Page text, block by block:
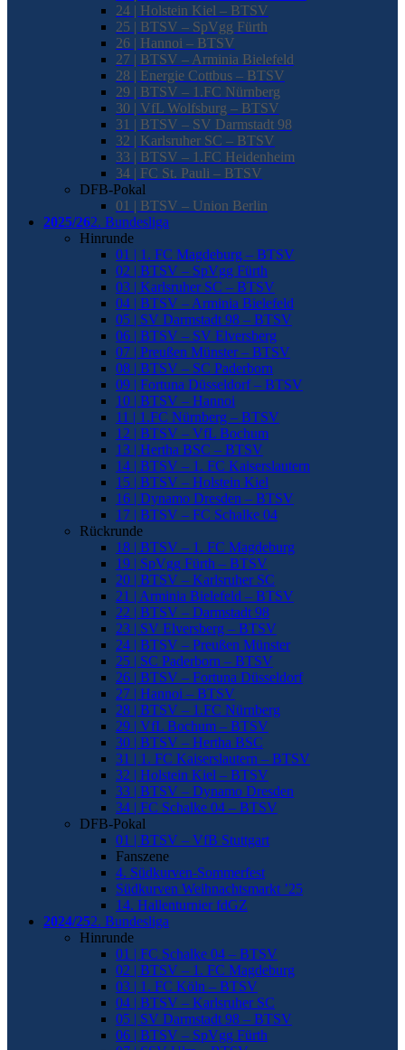
24 | Holstein Kiel – BTSV
25 | BTSV – SpVgg Fürth
26 | Hannoi – BTSV
27 | BTSV – Arminia Bielefeld
28 | Energie Cottbus – BTSV
29 | BTSV – 1.FC Nürnberg
30 | VfL Wolfsburg – BTSV
31 | BTSV – SV Darmstadt 98
32 | Karlsruher SC – BTSV
33 | BTSV – 1.FC Heidenheim
34 | FC St. Pauli – BTSV
DFB-Pokal
01 | BTSV – Union Berlin
2025/262. Bundesliga
Hinrunde
01 | 1. FC Magdeburg – BTSV
02 | BTSV – SpVgg Fürth
03 | Karlsruher SC – BTSV
04 | BTSV – Arminia Bielefeld
05 | SV Darmstadt 98 – BTSV
06 | BTSV – SV Elversberg
07 | Preußen Münster – BTSV
08 | BTSV – SC Paderborn
09 | Fortuna Düsseldorf – BTSV
10 | BTSV – Hannoi
11 | 1.FC Nürnberg – BTSV
12 | BTSV – VfL Bochum
13 | Hertha BSC – BTSV
14 | BTSV – 1. FC Kaiserslautern
15 | BTSV – Holstein Kiel
16 | Dynamo Dresden – BTSV
17 | BTSV – FC Schalke 04
Rückrunde
18 | BTSV – 1. FC Magdeburg
19 | SpVgg Fürth – BTSV
20 | BTSV – Karlsruher SC
21 | Arminia Bielefeld – BTSV
22 | BTSV – Darmstadt 98
23 | SV Elversberg – BTSV
24 | BTSV – Preußen Münster
25 | SC Paderborn – BTSV
26 | BTSV – Fortuna Düsseldorf
27 | Hannoi – BTSV
28 | BTSV – 1.FC Nürnberg
29 | VfL Bochum – BTSV
30 | BTSV – Hertha BSC
31 | 1. FC Kaiserslautern – BTSV
32 | Holstein Kiel – BTSV
33 | BTSV – Dynamo Dresden
34 | FC Schalke 04 – BTSV
DFB-Pokal
01 | BTSV – VfB Stuttgart
Fanszene
4. Südkurven-Sommerfest
Südkurven Weihnachtsmarkt ’25
14. Hallenturnier fdGZ
2024/252. Bundesliga
Hinrunde
01 | FC Schalke 04 – BTSV
02 | BTSV – 1. FC Magdeburg
03 | 1. FC Köln – BTSV
04 | BTSV – Karlsruher SC
05 | SV Darmstadt 98 – BTSV
06 | BTSV – SpVgg Fürth